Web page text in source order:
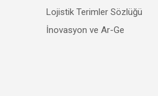
Lojistik Terimler Sözlüğü
İnovasyon ve Ar-Ge